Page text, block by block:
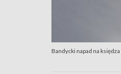
Bandycki napad na